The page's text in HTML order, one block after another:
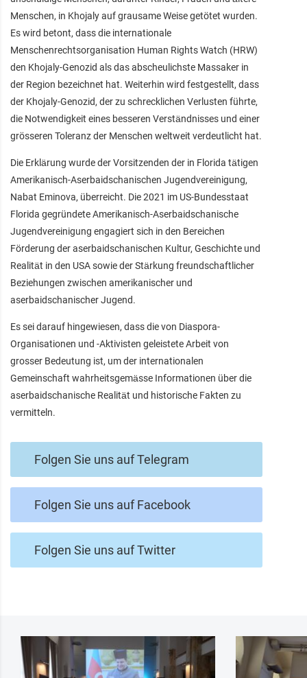
Menschen, in Khojaly auf grausame Weise getötet wurden.
Es wird betont, dass die internationale
Menschenrechtsorganisation Human Rights Watch (HRW)
den Khojaly-Genozid als das abscheulichste Massaker in
der Region bezeichnet hat. Weiterhin wird festgestellt, dass
der Khojaly-Genozid, der zu schrecklichen Verlusten führte,
die Notwendigkeit eines besseren Verständnisses und einer
grösseren Toleranz der Menschen weltweit verdeutlicht hat.
Die Erklärung wurde der Vorsitzenden der in Florida tätigen
Amerikanisch-Aserbaidschanischen Jugendvereinigung,
Nabat Eminova, überreicht. Die 2021 im US-Bundesstaat
Florida gegründete Amerikanisch-Aserbaidschanische
Jugendvereinigung engagiert sich in den Bereichen
Förderung der aserbaidschanischen Kultur, Geschichte und
Realität in den USA sowie der Stärkung freundschaftlicher
Beziehungen zwischen amerikanischer und
aserbaidschanischer Jugend.
Es sei darauf hingewiesen, dass die von Diaspora-
Organisationen und -Aktivisten geleistete Arbeit von
grosser Bedeutung ist, um der internationalen
Gemeinschaft wahrheitsgemässe Informationen über die
aserbaidschanische Realität und historische Fakten zu
vermitteln.
Folgen Sie uns auf Telegram
Folgen Sie uns auf Facebook
Folgen Sie uns auf Twitter